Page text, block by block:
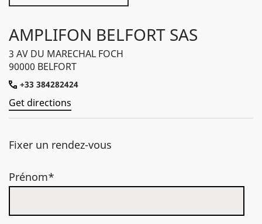
AMPLIFON BELFORT SAS
3 AV DU MARECHAL FOCH
90000 BELFORT
+33 384282424
Get directions
Fixer un rendez-vous
Prénom*